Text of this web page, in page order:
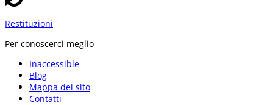
Restituzioni
Per conoscerci meglio
Inaccessible
Blog
Mappa del sito
Contatti